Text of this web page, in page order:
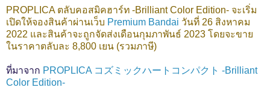
PROPLICA ตลับคอสมิคฮาร์ท -Brilliant Color Edition- จะเริ่ม
เปิดให้จองสินค้าผ่านเว็บ Premium Bandai วันที่ 26 สิงหาคม
2022 และสินค้าจะถูกจัดส่งเดือนกุมภาพันธ์ 2023 โดยจะขาย
ในราคาตลับละ 8,800 เยน (รวมภาษี)
ที่มาจาก PROPLICA コズミックハートコンパクト -Brilliant
Color Edition-